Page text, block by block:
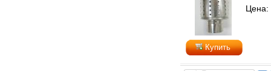
Купить
Цена: